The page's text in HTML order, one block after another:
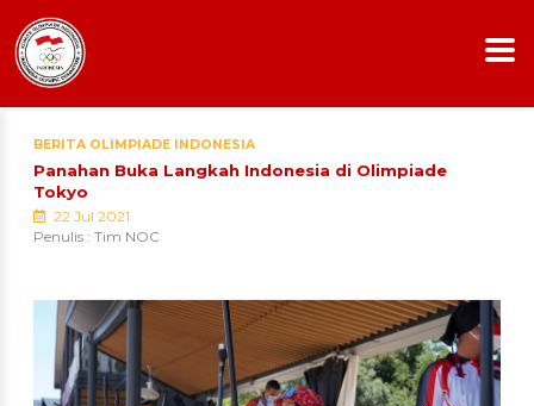
BERITA OLIMPIADE INDONESIA
Panahan Buka Langkah Indonesia di Olimpiade
Tokyo
22 Jul 2021
Penulis : Tim NOC